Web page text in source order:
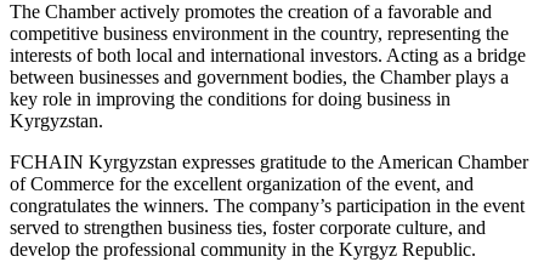
The Chamber actively promotes the creation of a favorable and
competitive business environment in the country, representing the
interests of both local and international investors. Acting as a bridge
between businesses and government bodies, the Chamber plays a
key role in improving the conditions for doing business in
Kyrgyzstan.
FCHAIN Kyrgyzstan expresses gratitude to the American Chamber
of Commerce for the excellent organization of the event, and
congratulates the winners. The company’s participation in the event
served to strengthen business ties, foster corporate culture, and
develop the professional community in the Kyrgyz Republic.